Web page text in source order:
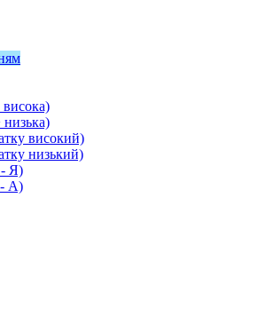
висока)
низька)
високий)
низький)
- Я)
- А)